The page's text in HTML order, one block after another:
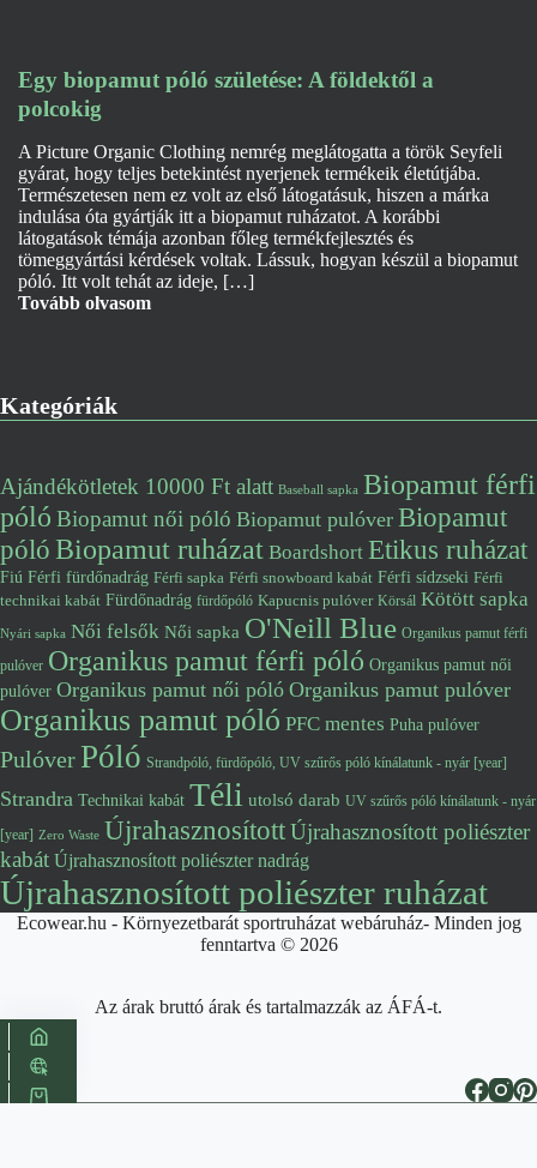
Egy biopamut póló születése: A földektől a
polcokig
A Picture Organic Clothing nemrég meglátogatta a török Seyfeli
gyárat, hogy teljes betekintést nyerjenek termékeik életútjába.
Természetesen nem ez volt az első látogatásuk, hiszen a márka
indulása óta gyártják itt a biopamut ruházatot. A korábbi
látogatások témája azonban főleg termékfejlesztés és
tömeggyártási kérdések voltak. Lássuk, hogyan készül a biopamut
póló. Itt volt tehát az ideje, […]
Tovább olvasom
Kategóriák
Ajándékötletek 10000 Ft alatt Baseball sapka Biopamut férfi
póló Biopamut női póló Biopamut pulóver Biopamut
pólóBiopamut ruházat Boardshort Etikus ruházat
Fiú Férfi fürdőnadrág Férfi sapka Férfi snowboard kabát Férfi sídzseki Férfi
technikai kabát Fürdőnadrág fürdőpóló Kapucnis pulóver Körsál Kötött sapka
Nyári sapka Női felsők Női sapka O'Neill Blue Organikus pamut férfi
pulóver Organikus pamut férfi póló Organikus pamut női
pulóver Organikus pamut női póló Organikus pamut pulóver
Organikus pamut póló PFC mentes Puha pulóver
PulóverPóló Strandpóló, fürdőpóló, UV szűrős póló kínálatunk - nyár [year]
Strandra Technikai kabát Téli utolsó darab UV szűrős póló kínálatunk - nyár
[year] Zero Waste ÚjrahasznosítottÚjrahasznosított poliészter
kabát Újrahasznosított poliészter nadrág
Újrahasznosított poliészter ruházat
Ecowear.hu - Környezetbarát sportruházat webáruház- Minden jog
fenntartva © 2026
Az árak bruttó árak és tartalmazzák az ÁFÁ-t.